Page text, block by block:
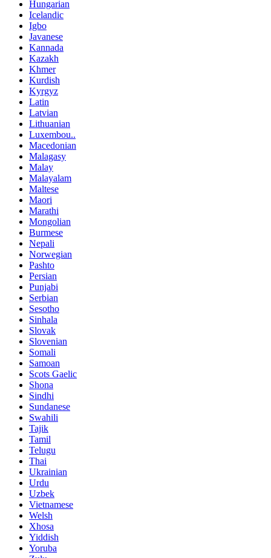
Hungarian
Icelandic
Igbo
Javanese
Kannada
Kazakh
Khmer
Kurdish
Kyrgyz
Latin
Latvian
Lithuanian
Luxembou..
Macedonian
Malagasy
Malay
Malayalam
Maltese
Maori
Marathi
Mongolian
Burmese
Nepali
Norwegian
Pashto
Persian
Punjabi
Serbian
Sesotho
Sinhala
Slovak
Slovenian
Somali
Samoan
Scots Gaelic
Shona
Sindhi
Sundanese
Swahili
Tajik
Tamil
Telugu
Thai
Ukrainian
Urdu
Uzbek
Vietnamese
Welsh
Xhosa
Yiddish
Yoruba